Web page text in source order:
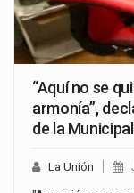
“Aquí no se
armonía”,
de la
La Unión